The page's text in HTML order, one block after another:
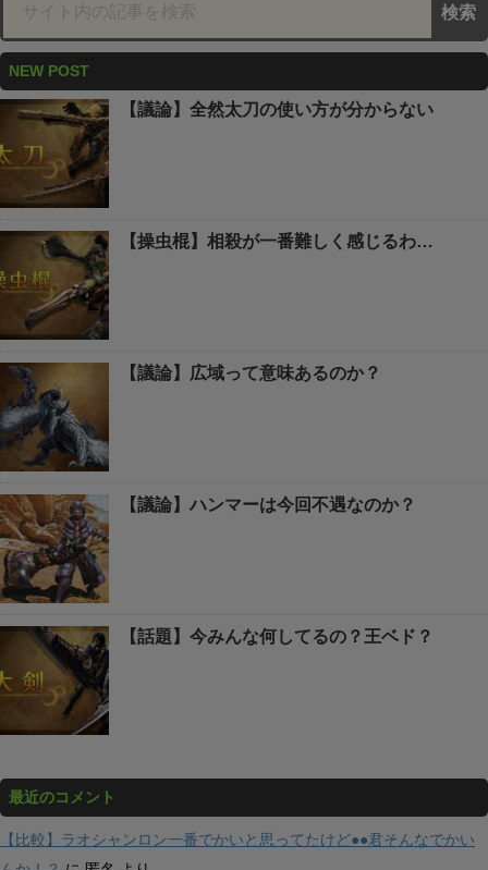
NEW POST
【議論】全然太刀の使い方が分からない
【操虫棍】相殺が一番難しく感じるわ…
【議論】広域って意味あるのか？
【議論】ハンマーは今回不遇なのか？
【話題】今みんな何してるの？王ベド？
最近のコメント
【比較】ラオシャンロン一番でかいと思ってたけど●●君そんなでかい